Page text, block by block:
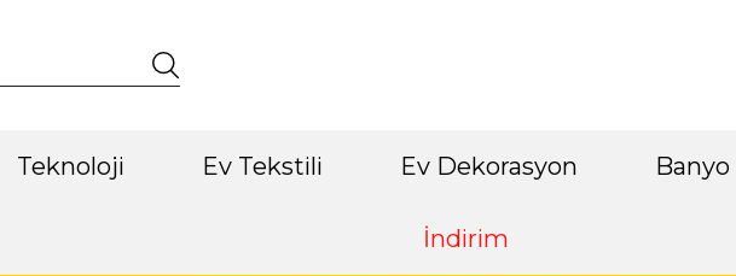
Teknoloji Ev Tekstili Ev Dekorasyon Banyo
İndirim